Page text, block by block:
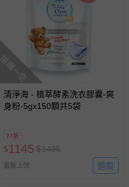
搶購一空
清淨海 - 植萃酵素洗衣膠囊-爽
身粉-5gx150顆共5袋
77折
$1145 $1495
最新上架 追蹤